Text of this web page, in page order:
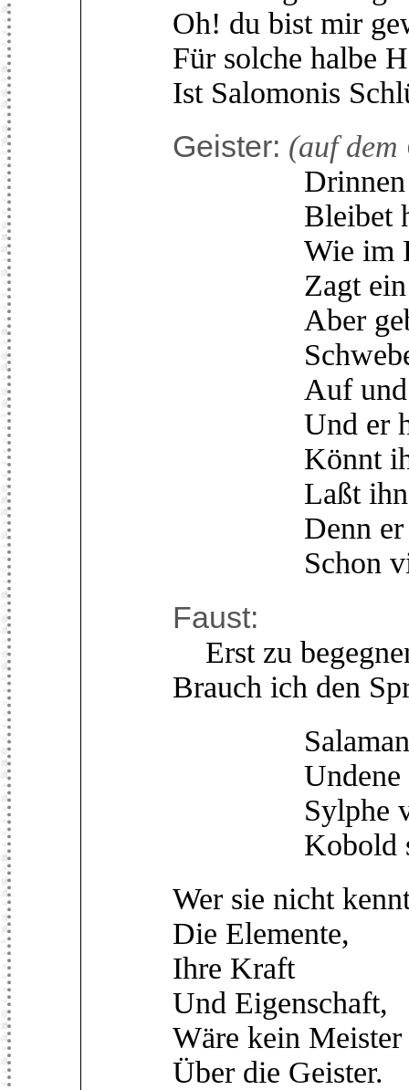
Oh! du bist mir
Für solche halbe
Ist Salomonis
Geister: (auf dem
Drinnen
Bleibet
Wie im
Zagt ein
Aber gebt
Schwebet
Auf und
Und er hat
Könnt ihr
Laßt ihn
Denn er tat
Schon viel
Faust:
Erst zu
Brauch ich den
Salamander
Undene
Sylphe
Kobold
Wer sie nicht
Die Elemente,
Ihre Kraft
Und Eigenschaft,
Wäre kein Meister
Über die Geister.